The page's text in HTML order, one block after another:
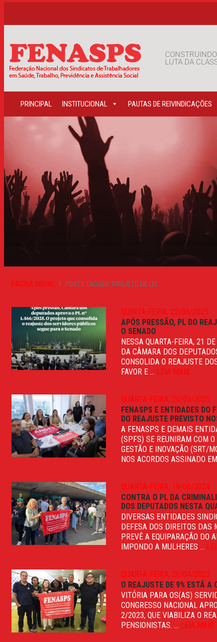
LUTA DA
PRINCIPAL INSTITUCIONAL PAUTAS DE REIVINDICAÇÕES
PÁGINA INICIAL POSTS TAGGED 'PROJETO DE LEI'
QUINTA-FEIRA, 22/05/2025
APÓS PRESSÃO, PL DO
O SENADO
NESSA QUARTA-FEIRA, 21
DA CÂMARA DOS
CONSOLIDA O REAJUSTE
FAVOR E ... LEIA MAIS
QUARTA-FEIRA, 26/03/2025
FENASPS E ENTIDADES DO
DO REAJUSTE PREVISTO
A FENASPS E DEMAIS
(SPFS) SE REUNIRAM COM
GESTÃO E INOVAÇÃO (SRT/
NOS ACORDOS ASSINADO
QUARTA-FEIRA, 19/06/2024
CONTRA O PL DA
DOS DEPUTADOS NESTA
DIVERSAS ENTIDADES
DEFESA DOS DIREITOS
PREVÊ A EQUIPARAÇÃO DO
IMPONDO A MULHERES ...
QUARTA-FEIRA, 26/04/2023
O REAJUSTE DE 9% ESTÁ A
VITÓRIA PARA OS(AS)
CONGRESSO NACIONAL
2/2023, QUE VIABILIZA O
PENSIONISTAS. ... LEIA MAIS